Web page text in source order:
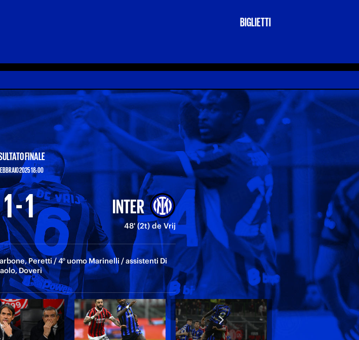
BIGLIETTI
FINALE
2025 18:00
1 - 1 INTER
48' (2t) de Vrij
Peretti / 4° uomo Marinelli / assistenti Di
Doveri